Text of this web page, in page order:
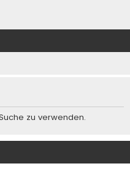
zu verwenden.